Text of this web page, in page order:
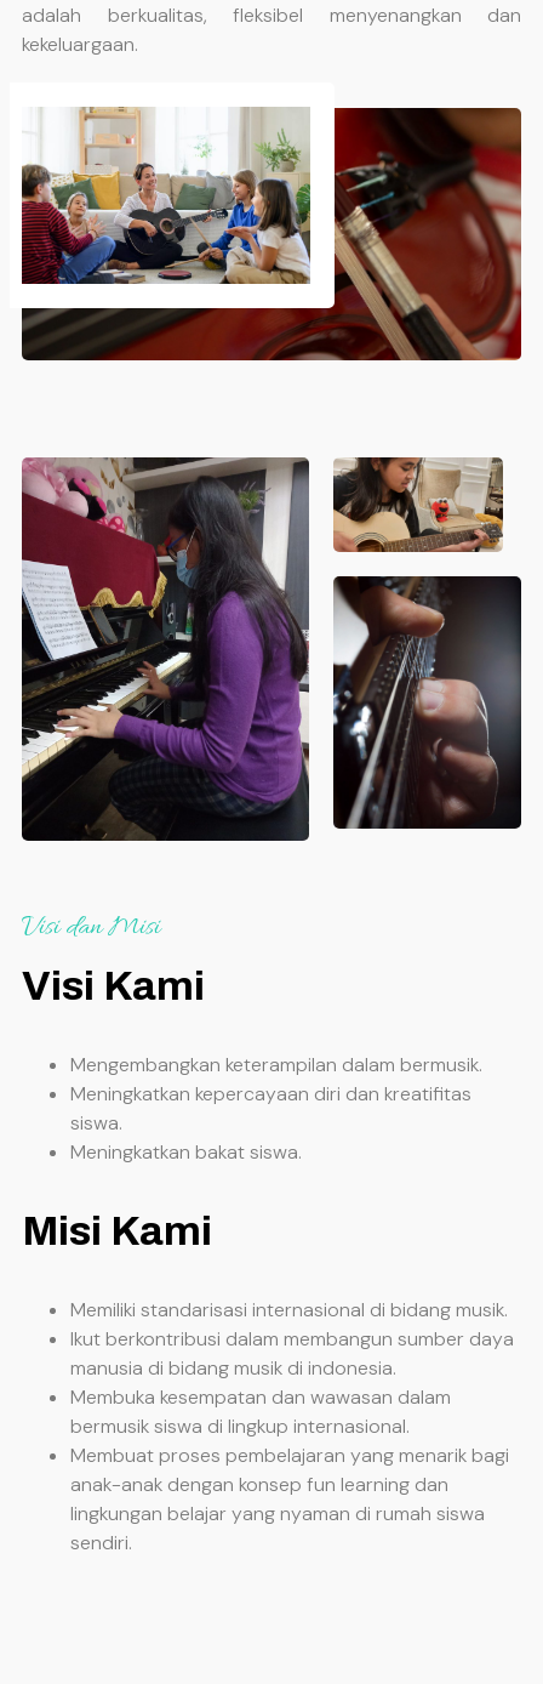
adalah berkualitas, fleksibel menyenangkan dan
kekeluargaan.
Visi dan Misi
Visi Kami
Mengembangkan keterampilan dalam bermusik.
Meningkatkan kepercayaan diri dan kreatifitas
siswa.
Meningkatkan bakat siswa.
Misi Kami
Memiliki standarisasi internasional di bidang musik.
Ikut berkontribusi dalam membangun sumber daya
manusia di bidang musik di indonesia.
Membuka kesempatan dan wawasan dalam
bermusik siswa di lingkup internasional.
Membuat proses pembelajaran yang menarik bagi
anak-anak dengan konsep fun learning dan
lingkungan belajar yang nyaman di rumah siswa
sendiri.